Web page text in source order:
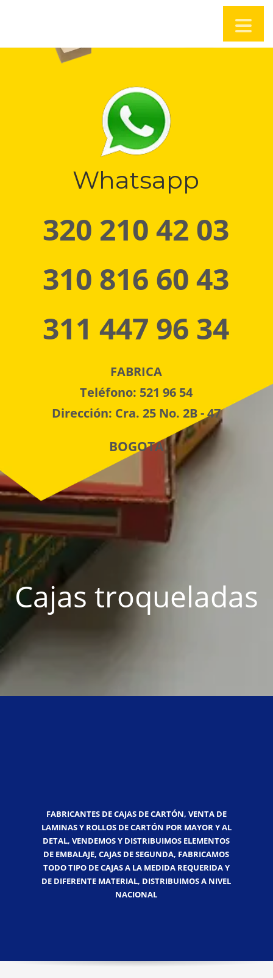
Whatsapp
320 210 42 03
310 816 60 43
311 447 96 34
FABRICA
Teléfono: 521 96 54
Dirección: Cra. 25 No. 2B - 47
BOGOTA
Cajas troqueladas
FABRICANTES DE CAJAS DE CARTÓN, VENTA DE
LAMINAS Y ROLLOS DE CARTÓN POR MAYOR Y AL
DETAL, VENDEMOS Y DISTRIBUIMOS ELEMENTOS
DE EMBALAJE, CAJAS DE SEGUNDA, FABRICAMOS
TODO TIPO DE CAJAS A LA MEDIDA REQUERIDA Y
DE DIFERENTE MATERIAL, DISTRIBUIMOS A NIVEL
NACIONAL